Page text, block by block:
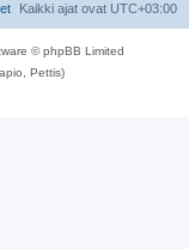
Kaikki ajat ovat UTC+03:00
© phpBB Limited
Pettis)